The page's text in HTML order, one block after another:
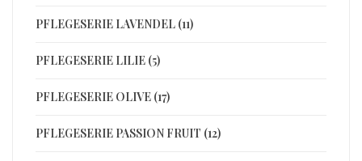
PFLEGESERIE LAVENDEL (11)
PFLEGESERIE LILIE (5)
PFLEGESERIE OLIVE (17)
PFLEGESERIE PASSION FRUIT (12)